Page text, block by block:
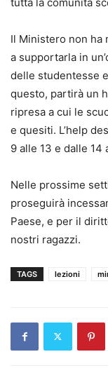
Il Ministero non ha
a supportarla in
delle studentesse
questo, partirà un
ripresa a cui le
e quesiti. L’help
9 alle 13 e dalle 14
Nelle prossime
proseguirà
Paese, e per il
nostri ragazzi.
TAGS lezioni